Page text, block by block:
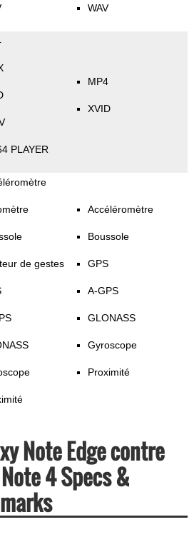
WAV
PLAYER
MP4
XVID
de gestes
Accéléromètre
Boussole
GPS
A-GPS
GLONASS
Gyroscope
Proximité
Note Edge contre
4 Specs &